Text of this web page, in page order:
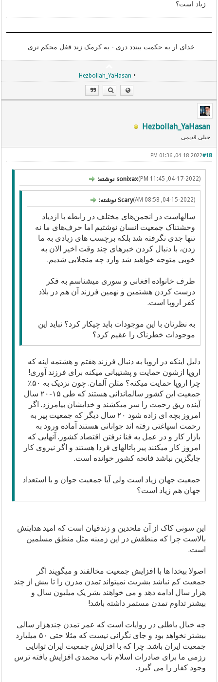
زیاد است؟
خدای ار به حکمت ببندد دری - به کرمک زند قفل محکم تری
•
Hezbollah_YaHasan
Hezbollah_YaHasan
خیلی قدیمی
#18
04-18-2022, 01:36 PM
(04-17-2022, 11:45 PM) sonixax نوشته:
(04-15-2022, 08:58 AM) Scary نوشته:
سالهاست در انجمن‌های مختلف در رابطه با ازدیاد
وحشتناک جمعیت انسان نوشتیم اما حرف‌های ما نه
تنها جدی نگرفته شد بلکه برچسب های زیادی به ما
زدن، با دنبال کردن خبرهای چند وقت اخیر الان به
خوبی متوجه خواهید شد وارد چه منجلابی شدیم.
طرف خانواده افغانی و سوری میشناسم به فکر
درست کردن هشتمین و نهمین فرزند آن هم در بلاد
کفر اروپا است.
به نظرتان با این موجودات باید چیکار کرد؟ نباید این
موجودات خطرناک را عقیم کرد؟
دلیل اینکه در اروپا به دنبال فرزند هفتم و هشتمه اینه که
اروپا ازشون حمایت و پشتیبانی میکنه برای فرزند آوری!
چرا اروپا حمایت میکنه؟ مثلن آلمان. چون نزدیک به ۵۰٪
جمعیت این کشور سالماندانی هستند که طی ۱۵-۲۰ سال
آینده ریق رحمت را سر میکشند و خدایشان بیامرزد. اگر
امروز بچه ای زاده شود ۲۰ سال دیگر که جمعیت پیر به
رحمت اسپاغتی رفته اند جوانانی هستند آماده ورود به
بازار کار و در عمل به فنا نرفتن اقتصاد کشور. آنهایی که
امروز کار میکنند پیر پاتالهای فردا هستند و اگر نیروی کار
جایگزین نباشد فاتحه کشور خوانده است.
جمعیت جهان زیاد است ولی آیا جمعیت جوان و با استعداد
جهان هم زیاد است؟
این سونی کاک از آن ملحدین و زندقیان است که امید هدایتش
بالاست چرا که منطقش در این زمینه مثل منطق مسلمین
است.
اصولا بیخدا ها با افزایش جمعیت مخالفند و میگویند اگر
جمعیت کم نباشد بشریت نمیتواند تمدن مدرن را تا بیش از چند
هزار سال ادامه دهد و می خواهند بشر یک میلیون سال و
بیشتر تداوم تمدن مستمر داشته باشد!
چه خیال باطلی در روایات است که عمر تمدن چندهزار سالی
بیشتر نخواهد بود و جای نگرانی نیست که مثلا حتی ۵۰ میلیارد
جمعیت ایران باشد. چرا که با افزایش جمعیت ایران توانایی
رزمی ما برای صادرات اسلام ناب محمدی افزایش یافته ترس
وجود کفار را می گیرد.